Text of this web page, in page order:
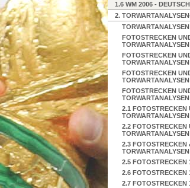
1.6 WM 2006 -
2.
FOTOSTRECKEN
FOTOSTRECKEN
TORWARTANALYSEN
FOTOSTRECKEN
FOTOSTRECKEN
2.1 FOTOSTRECKEN
2.2 FOTOSTRECKEN
2.3 FOTOSTRECKEN
2.5 FOTOSTRECKEN
2.6 FOTOSTRECKEN
2.7 FOTOSTRECKEN